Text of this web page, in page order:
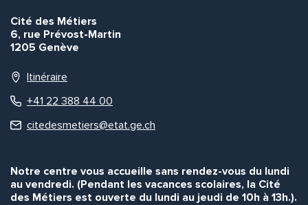
Cité des Métiers
6, rue Prévost-Martin
1205 Genève
Itinéraire
+41 22 388 44 00
citedesmetiers@etat.ge.ch
Notre centre vous accueille sans rendez-vous du lundi
au vendredi. (Pendant les vacances scolaires, la Cité
des Métiers est ouverte du lundi au jeudi de 10h à 13h.).
Envoyer
Envoyer